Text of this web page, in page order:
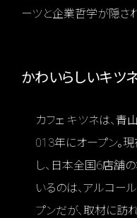
ーツと企業哲学が隠さ
かわいらしいキツ
カフェ キツネは、青
013年にオープン。
し、日本全国6店舗の
いるのは、アルコー
プンだが、取材に訪